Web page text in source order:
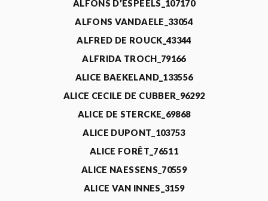
ALFONS D’ESPEELS_107170
ALFONS VANDAELE_33054
ALFRED DE ROUCK_43344
ALFRIDA TROCH_79166
ALICE BAEKELAND_133556
ALICE CECILE DE CUBBER_96292
ALICE DE STERCKE_69868
ALICE DUPONT_103753
ALICE FORÊT_76511
ALICE NAESSENS_70559
ALICE VAN INNES_3159